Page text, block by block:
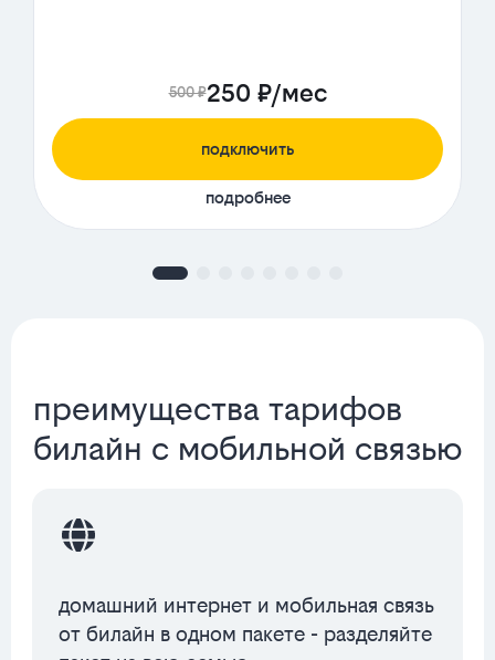
500 ₽250 ₽/мес
подключить
подробнее
преимущества тарифов
билайн с мобильной связью
домашний интернет и мобильная связь
от билайн в одном пакете - разделяйте